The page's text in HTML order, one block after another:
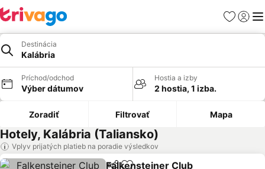
Obľúbené
Destinácia
Kalábria
Príchod/odchod
Výber dátumov
Hostia a izby
2 hostia, 1 izba.
Zoradiť Filtrovať Mapa
Hotely, Kalábria (Taliansko)
Vplyv prijatých platieb na poradie výsledkov
Falkensteiner Club